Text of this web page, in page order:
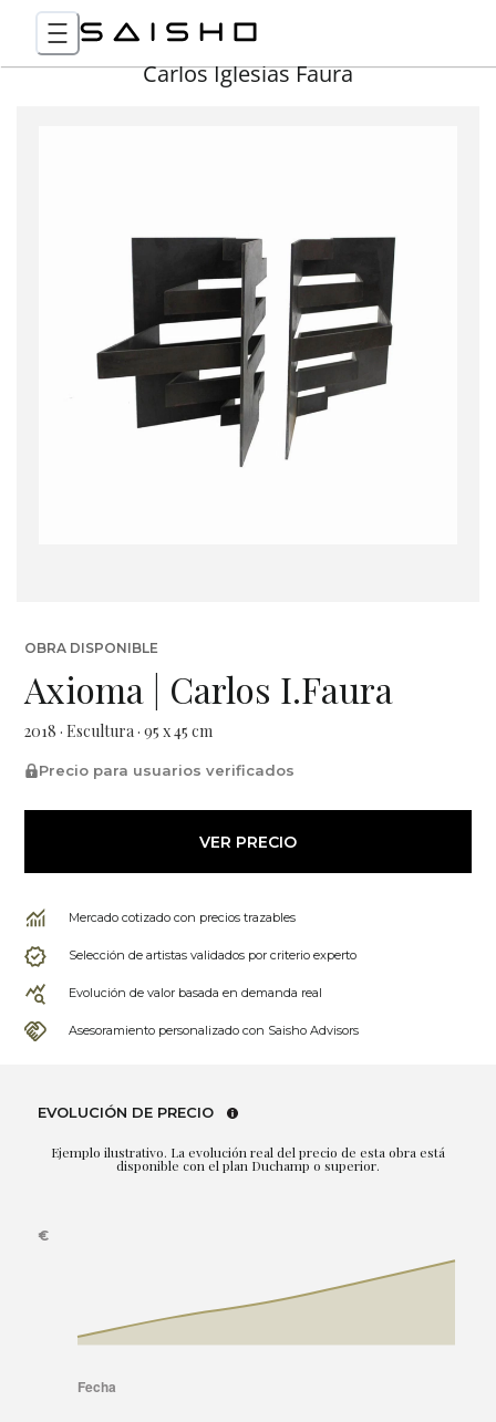
Carlos Iglesias Faura
OBRA DISPONIBLE
Axioma | Carlos I.Faura
2018 · Escultura · 95 x 45 cm
Precio para usuarios verificados
VER PRECIO
Mercado cotizado con precios trazables
Selección de artistas validados por criterio experto
Evolución de valor basada en demanda real
Asesoramiento personalizado con Saisho Advisors
EVOLUCIÓN DE PRECIO
Ejemplo ilustrativo. La evolución real del precio de esta obra está
disponible con el plan Duchamp o superior.